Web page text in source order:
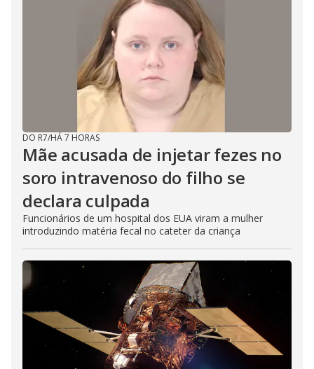
DO R7/HÁ 7 HORAS
Mãe acusada de injetar fezes no
soro intravenoso do filho se
declara culpada
Funcionários de um hospital dos EUA viram a mulher
introduzindo matéria fecal no cateter da criança